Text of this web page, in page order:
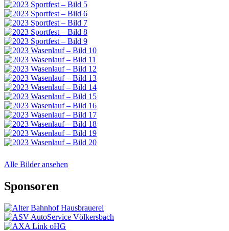
Alle Bilder ansehen
Sponsoren